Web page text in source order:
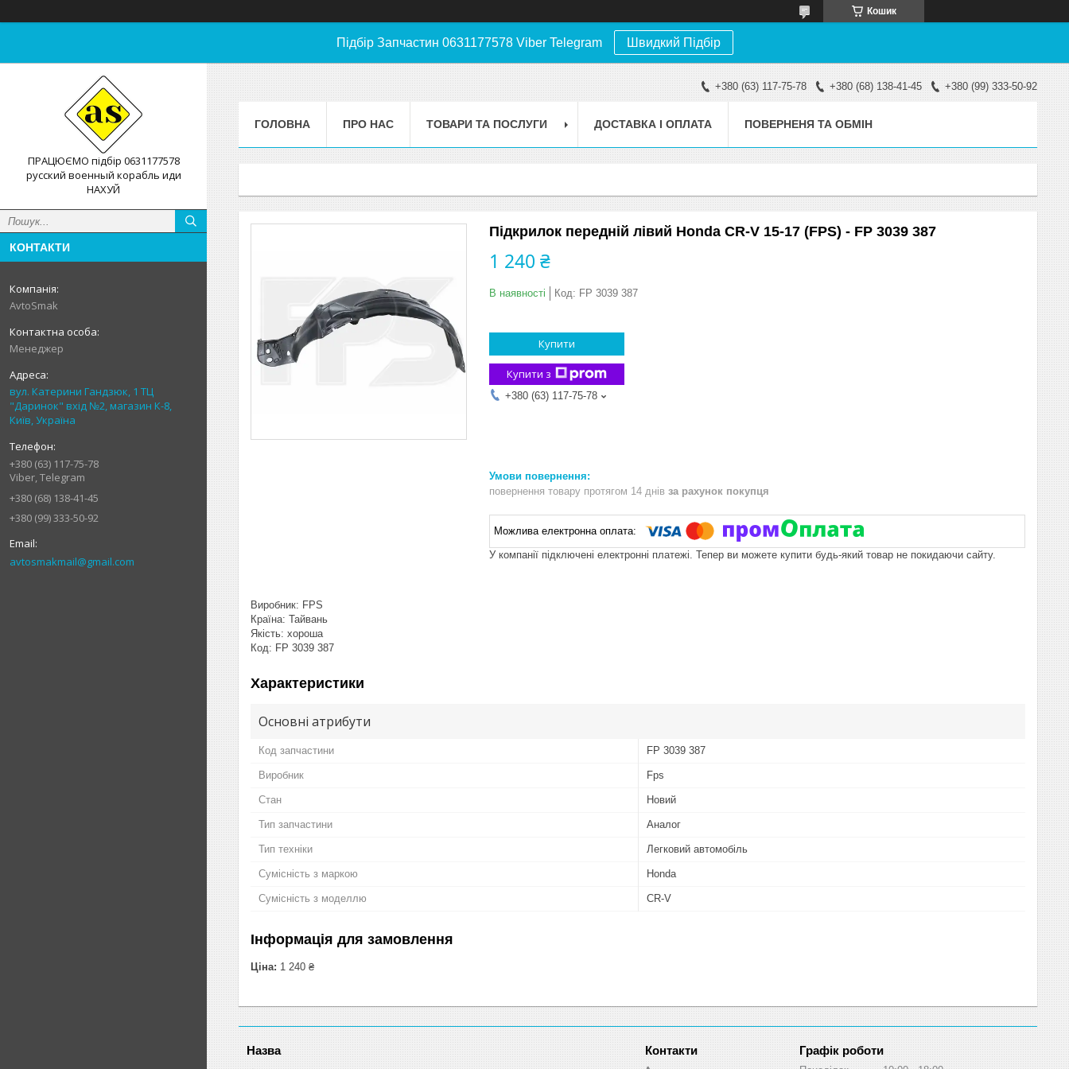
Кошик
Підбір Запчастин 0631177578 Viber Telegram Швидкий Підбір
ПРАЦЮЄМО підбір 0631177578
русский военный корабль иди
НАХУЙ
КОНТАКТИ
AvtoSmak
Менеджер
вул. Катерини Гандзюк, 1 ТЦ
"Даринок" вхід №2, магазин К-8,
Київ, Україна
+380 (63) 117-75-78
Viber, Telegram
+380 (68) 138-41-45
+380 (99) 333-50-92
avtosmakmail@gmail.com
+380 (63) 117-75-78 +380 (68) 138-41-45 +380 (99) 333-50-92
ГОЛОВНА ПРО НАС ТОВАРИ ТА ПОСЛУГИ ДОСТАВКА І ОПЛАТА ПОВЕРНЕНЯ ТА ОБМІН
Підкрилок передній лівий Honda CR-V 15-17 (FPS) - FP 3039 387
1 240 ₴
В наявності Код: FP 3039 387
Купити
Купити з
+380 (63) 117-75-78
повернення товару протягом 14 днів за рахунок покупця
У компанії підключені електронні платежі. Тепер ви можете купити будь-який товар не покидаючи сайту.
Виробник: FPS
Країна: Тайвань
Якість: хороша
Код: FP 3039 387
Характеристики
Основні атрибути
Код запчастини FP 3039 387
Виробник Fps
Стан Новий
Тип запчастини Аналог
Тип техніки Легковий автомобіль
Сумісність з маркою Honda
Сумісність з моделлю CR-V
Інформація для замовлення
Ціна: 1 240 ₴
Графік роботи